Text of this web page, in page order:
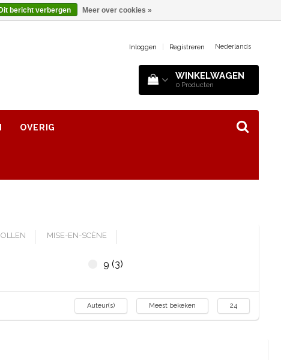
Inloggen Registreren Nederlands
WINKELWAGEN
0 Producten
OVERIG
MISE-EN-SCÈNE
9 (3)
Auteur(s) Meest bekeken 24
Dit bericht verbergen Meer over cookies »